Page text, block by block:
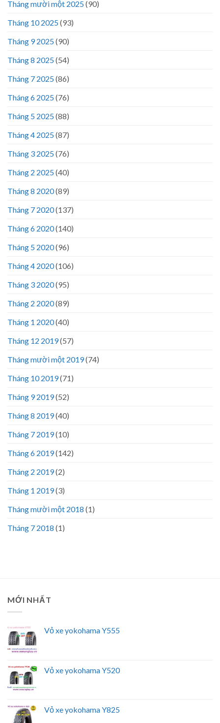
Tháng mười một 2025(90)
Tháng 10 2025(93)
Tháng 9 2025(90)
Tháng 8 2025(54)
Tháng 7 2025(86)
Tháng 6 2025(76)
Tháng 5 2025(88)
Tháng 4 2025(87)
Tháng 3 2025(76)
Tháng 2 2025(40)
Tháng 8 2020(89)
Tháng 7 2020(137)
Tháng 6 2020(140)
Tháng 5 2020(96)
Tháng 4 2020(106)
Tháng 3 2020(95)
Tháng 2 2020(89)
Tháng 1 2020(40)
Tháng 12 2019(57)
Tháng mười một 2019(74)
Tháng 10 2019(71)
Tháng 9 2019(52)
Tháng 8 2019(40)
Tháng 7 2019(10)
Tháng 6 2019(142)
Tháng 2 2019(2)
Tháng 1 2019(3)
Tháng mười một 2018 (1)
Tháng 7 2018 (1)
MỚI NHẤT
Vỏ xe yokohama Y555
Vỏ xe yokohama Y520
Vỏ xe yokohama Y825